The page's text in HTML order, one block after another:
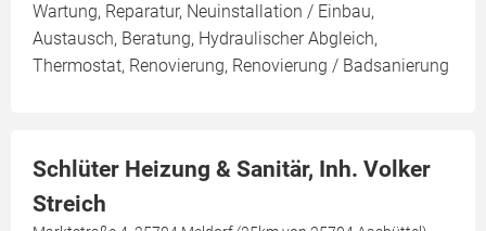
Wartung, Reparatur, Neuinstallation / Einbau,
Austausch, Beratung, Hydraulischer Abgleich,
Thermostat, Renovierung, Renovierung / Badsanierung
Schlüter Heizung & Sanitär, Inh. Volker
Streich